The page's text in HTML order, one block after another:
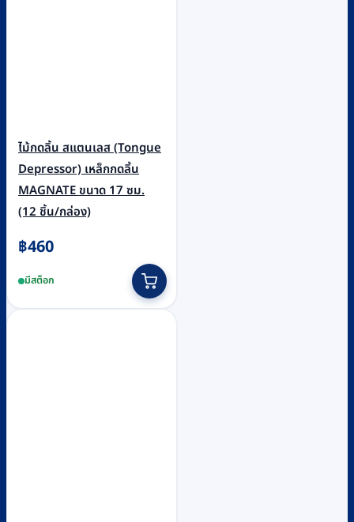
ไม้กดลิ้น สแตนเลส (Tongue
Depressor) เหล็กกดลิ้น
MAGNATE ขนาด 17 ซม.
(12 ชิ้น/กล่อง)
฿460
มีสต็อก